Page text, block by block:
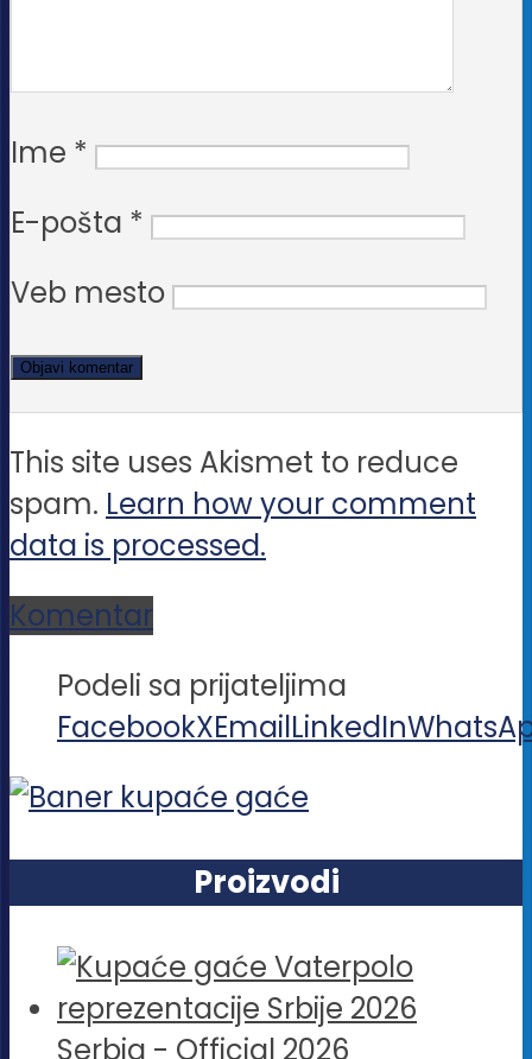
Ime *
E-pošta *
Veb mesto
This site uses Akismet to reduce
spam. Learn how your comment
data is processed.
Komentar
Podeli sa prijateljima
FacebookXEmailLinkedIn
Proizvodi
Serbia - Official 2026